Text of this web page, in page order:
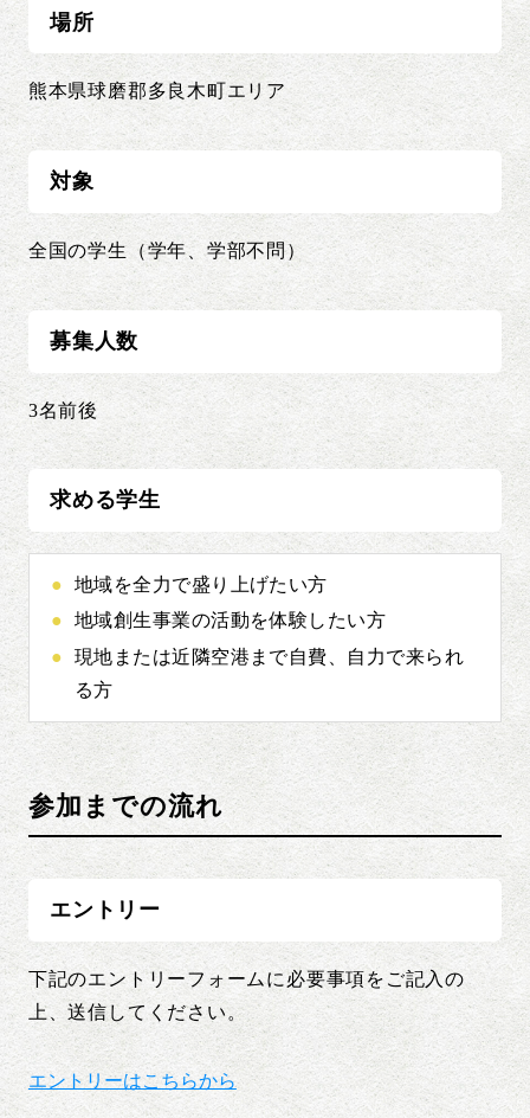
場所
熊本県球磨郡多良木町エリア
対象
全国の学生（学年、学部不問）
募集人数
3名前後
求める学生
地域を全力で盛り上げたい方
地域創生事業の活動を体験したい方
現地または近隣空港まで自費、自力で来られ
る方
参加までの流れ
エントリー
下記のエントリーフォームに必要事項をご記入の
上、送信してください。
エントリーはこちらから